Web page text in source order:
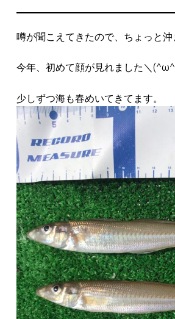
噂が聞こえてきたので、ちょっと沖
今年、初めて顔が見れました＼
少しずつ海も春めいてきてます。